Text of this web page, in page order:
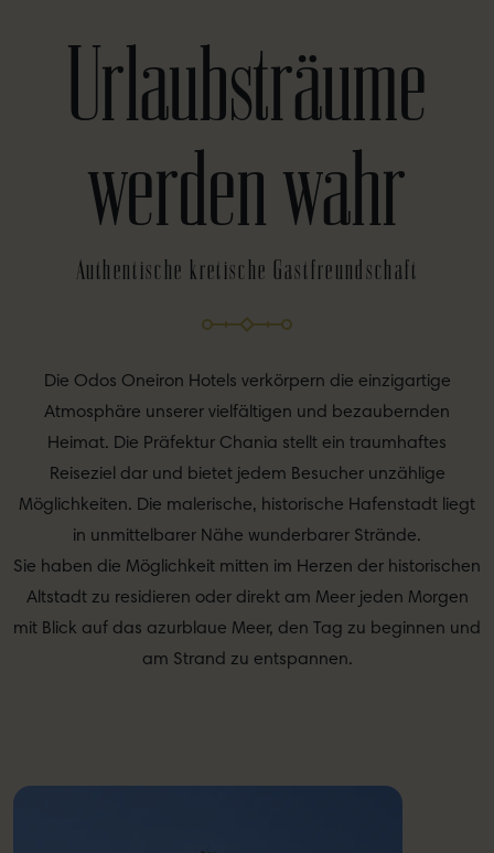
Urlaubsträume
werden wahr
Authentische kretische Gastfreundschaft
Die Odos Oneiron Hotels verkörpern die einzigartige
Atmosphäre unserer vielfältigen und bezaubernden
Heimat. Die Präfektur Chania stellt ein traumhaftes
Reiseziel dar und bietet jedem Besucher unzählige
Möglichkeiten. Die malerische, historische Hafenstadt liegt
in unmittelbarer Nähe wunderbarer Strände.
Sie haben die Möglichkeit mitten im Herzen der historischen
Altstadt zu residieren oder direkt am Meer jeden Morgen
mit Blick auf das azurblaue Meer, den Tag zu beginnen und
am Strand zu entspannen.